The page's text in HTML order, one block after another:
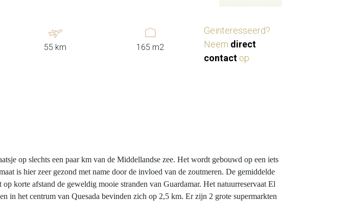
55 km 165 m2
Geinteresseerd?
Neem direct
contact op
op slechts een paar km van de Middellandse zee. Het wordt gebouwd op een iets
is hier zeer gezond met name door de invloed van de zoutmeren. De gemiddelde
korte afstand de geweldig mooie stranden van Guardamar. Het natuurreservaat El
in het centrum van Quesada bevinden zich op 2,5 km. Er zijn 2 grote supermarkten